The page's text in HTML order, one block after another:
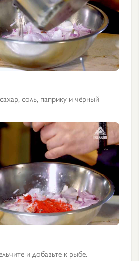
соль, паприку и чёрный
и добавьте к рыбе.